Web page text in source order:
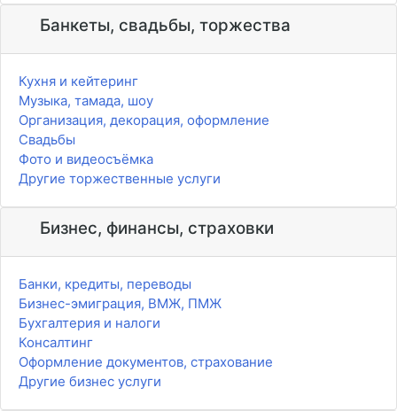
Банкеты, свадьбы, торжества
Кухня и кейтеринг
Музыка, тамада, шоу
Организация, декорация, оформление
Свадьбы
Фото и видеосъёмка
Другие торжественные услуги
Бизнес, финансы, страховки
Банки, кредиты, переводы
Бизнес-эмиграция, ВМЖ, ПМЖ
Бухгалтерия и налоги
Консалтинг
Оформление документов, страхование
Другие бизнес услуги